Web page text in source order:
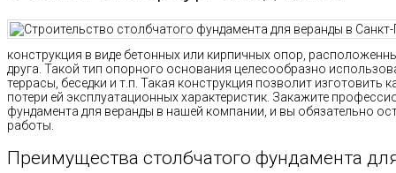
конструкция в виде бетонных или кирпичных опор,
друга. Такой тип опорного основания целесообразно
террасы, беседки и т.п. Такая конструкция позволит изготовить
потери ей эксплуатационных характеристик. Закажите
фундамента для веранды в нашей компании, и вы обязательно
работы.
Преимущества столбчатого фундамента